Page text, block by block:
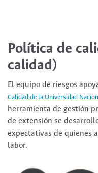
Política de
calidad)
El equipo de riesgos
Calidad de la Universidad
herramienta de gestión
de extensión se
expectativas de quienes
labor.